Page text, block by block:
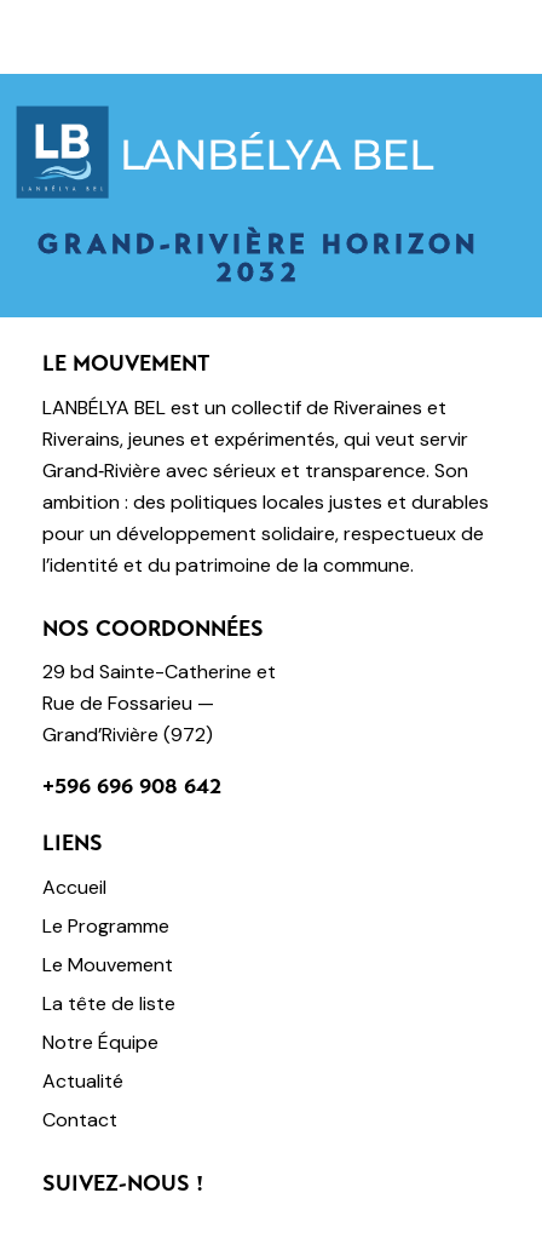
GRAND-RIVIÈRE HORIZON
2032
LE MOUVEMENT
LANBÉLYA BEL est un collectif de Riveraines et
Riverains, jeunes et expérimentés, qui veut servir
Grand‑Rivière avec sérieux et transparence. Son
ambition : des politiques locales justes et durables
pour un développement solidaire, respectueux de
l’identité et du patrimoine de la commune.
NOS COORDONNÉES
29 bd Sainte-Catherine et
Rue de Fossarieu —
Grand’Rivière (972)
+596 696 908 642
LIENS
Accueil
Le Programme
Le Mouvement
La tête de liste
Notre Équipe
Actualité
Contact
SUIVEZ-NOUS !